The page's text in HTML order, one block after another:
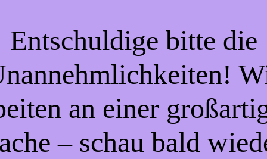
Entschuldige bitte die
an einer
– schau bald